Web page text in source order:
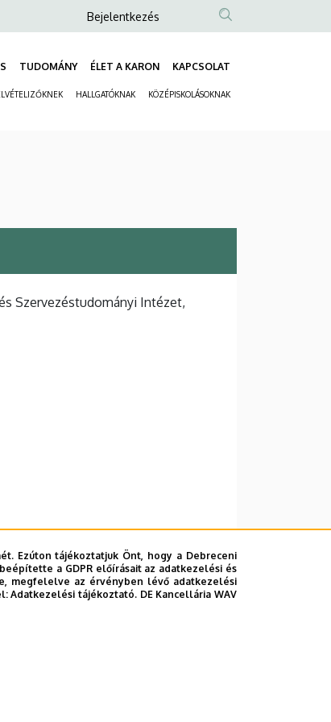
Anonim
fiók
menüje
Bejelentkezés
TUDOMÁNY ÉLET A KARON KAPCSOLAT
HALLGATÓKNAK KÖZÉPISKOLÁSOKNAK
Szervezéstudományi Intézet,
Ezúton tájékoztatjuk Önt, hogy a Debreceni
a GDPR előírásait az adatkezelési és
megfelelve az érvényben lévő adatkezelési
Adatkezelési tájékoztató. DE Kancellária WAV